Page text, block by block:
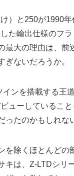
）と250が1990
た輸出仕様のフ
最大の理由は、
ぎないだろうか。
インを搭載する王
ューしているこ
ったのかもしれな
を除くほとんど
キは、Z-LTDシリ